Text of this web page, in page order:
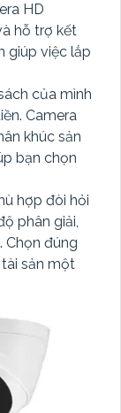
HD
hỗ trợ kết
giúp việc lắp
của mình
Camera
khúc sản
bạn chọn
hợp đòi hỏi
phân giải,
Chọn đúng
sản một